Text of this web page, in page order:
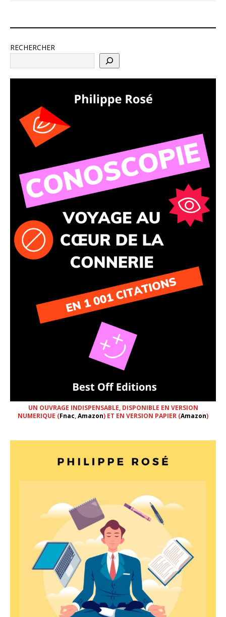
RECHERCHER
UN OUVRAGE INDISPENSABLE, DISPONIBLE EN VERSION
NUMERIQUE (Fnac,Amazon) ET EN VERSION PAPIER (Amazon)